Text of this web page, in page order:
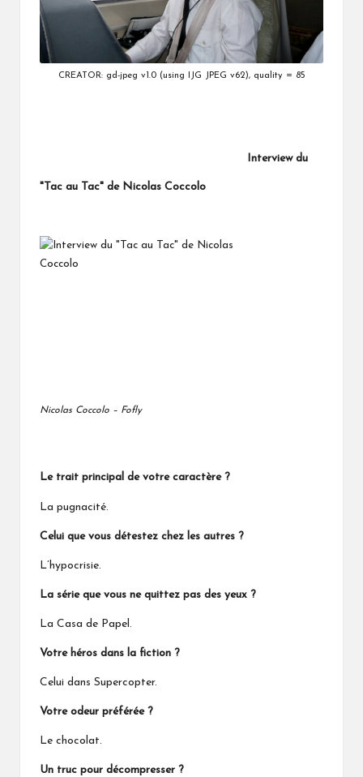
CREATOR: gd-jpeg v1.0 (using IJG JPEG v62), quality = 85
Interview du
"Tac au Tac" de Nicolas Coccolo
Nicolas Coccolo – Fofly
Le trait principal de votre caractère ?
La pugnacité.
Celui que vous détestez chez les autres ?
L’hypocrisie.
La série que vous ne quittez pas des yeux ?
La Casa de Papel.
Votre héros dans la fiction ?
Celui dans Supercopter.
Votre odeur préférée ?
Le chocolat.
Un truc pour décompresser ?